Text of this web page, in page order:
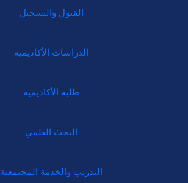
القبول والتسجيل
الدراسات الأكاديمية
طلبة الأكاديمية
البحث العلمي
التدريب والخدمة المجتمعية